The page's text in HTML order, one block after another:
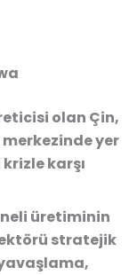
olan Çin,
yer
karşı
üretiminin
stratejik